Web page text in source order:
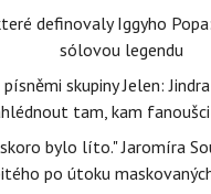
definovaly Iggyho
sólovou legendu
skupiny Jelen:
tam, kam
bylo líto." Jaromíra
po útoku